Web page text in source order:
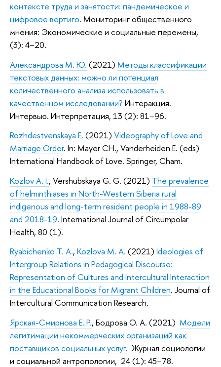
контексте труда и занятости: пандемическое и
цифровое вертиго. Мониторинг общественного
мнения: Экономические и социальные перемены,
(3): 4–20.
Александрова М. Ю. (2021) Методы классификации
текстовых данных: можно ли потенциал
количественного анализа использовать в
качественном исследовании? Интеракция.
Интервью. Интерпретация, 13 (2): 81−96.
Rozhdestvenskaya E. (2021) Videography of Love and
Marriage Order. In: Mayer CH., Vanderheiden E. (eds)
International Handbook of Love. Springer, Cham.
Kozlov A. I., Vershubskaya G. G. (2021) The prevalence
of helminthiases in North-Western Siberia rural
indigenous and long-term resident people in 1988-89
and 2018-19. International Journal of Circumpolar
Health, 80 (1).
Ryabichenko T. A., Kozlova M. A. (2021) Ideologies of
Intergroup Relations in Pedagogical Discourse:
Representation of Cultures and Intercultural Interaction
in the Educational Books for Migrant Children. Journal of
Intercultural Communication Research.
Ярская-Смирнова Е. Р., Бодрова О. А. (2021) Модели
легитимации некоммерческих организаций как
поставщиков социальных услуг. Журнал социологии
и социальной антропологии, 24 (1): 45−78.